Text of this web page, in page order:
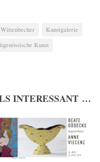
Wittenbecher
Kunstgalerie
Kunst
INTERESSANT …